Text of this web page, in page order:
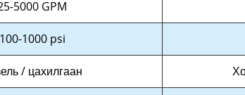
5000 GPM
100-1000 psi
/ цахилгаан